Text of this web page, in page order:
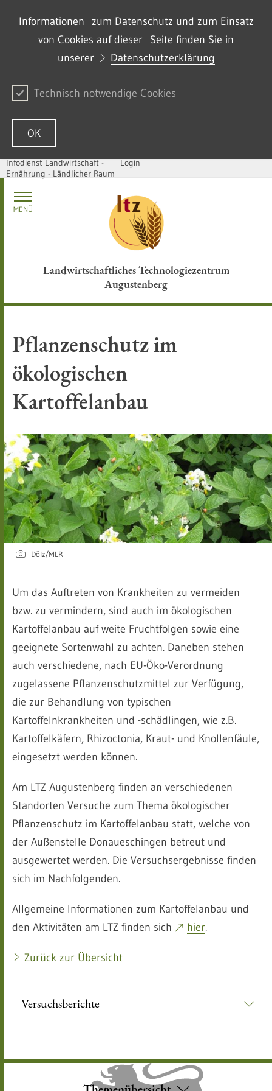
Informationen zum Datenschutz und zum Einsatz
von Cookies auf dieser Seite finden Sie in
unserer
Datenschutzerklärung
Technisch notwendige Cookies
OK
Zum Inhalt springen
Infodienst Landwirtschaft -
Ernährung - Ländlicher Raum
Login
Landwirtschaftliches Technologiezentrum
Augustenberg
MENÜ
Pflanzenschutz im
ökologischen
Kartoffelanbau
Dölz/MLR
Um das Auftreten von Krankheiten zu vermeiden
bzw. zu vermindern, sind auch im ökologischen
Kartoffelanbau auf weite Fruchtfolgen sowie eine
geeignete Sortenwahl zu achten. Daneben stehen
auch verschiedene, nach EU-Öko-Verordnung
zugelassene Pflanzenschutzmittel zur Verfügung,
die zur Behandlung von typischen
Kartoffelnkrankheiten und -schädlingen, wie z.B.
Kartoffelkäfern, Rhizoctonia, Kraut- und Knollenfäule,
eingesetzt werden können.
Am LTZ Augustenberg finden an verschiedenen
Standorten Versuche zum Thema ökologischer
Pflanzenschutz im Kartoffelanbau statt, welche von
der Außenstelle Donaueschingen betreut und
ausgewertet werden. Die Versuchsergebnisse finden
sich im Nachfolgenden.
Allgemeine Informationen zum Kartoffelanbau und
den Aktivitäten am LTZ finden sich
hier.
Zurück zur Übersicht
Versuchsberichte